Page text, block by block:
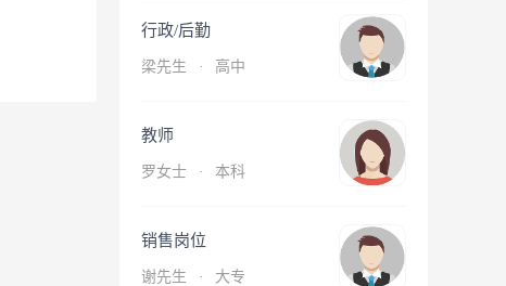
行政/后勤
梁先生 · 高中
教师
罗女士 · 本科
销售岗位
谢先生 · 大专